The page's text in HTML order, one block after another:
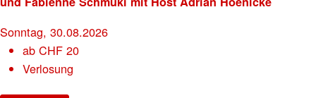
Sonntag, 30.08.2026
abCHF 20
Verlosung